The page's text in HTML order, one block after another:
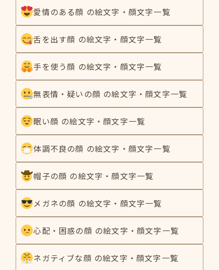
愛情のある顔 の絵文字・顔文字一覧
舌を出す顔 の絵文字・顔文字一覧
手を使う顔 の絵文字・顔文字一覧
無表情・疑いの顔 の絵文字・顔文字一覧
眠い顔 の絵文字・顔文字一覧
体調不良の顔 の絵文字・顔文字一覧
帽子の顔 の絵文字・顔文字一覧
メガネの顔 の絵文字・顔文字一覧
心配・困惑の顔 の絵文字・顔文字一覧
ネガティブな顔 の絵文字・顔文字一覧